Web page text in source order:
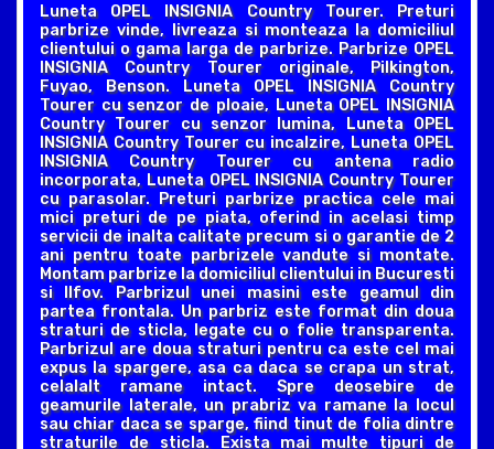
Luneta OPEL INSIGNIA Country Tourer. Preturi
parbrize vinde, livreaza si monteaza la domiciliul
clientului o gama larga de parbrize. Parbrize OPEL
INSIGNIA Country Tourer originale, Pilkington,
Fuyao, Benson. Luneta OPEL INSIGNIA Country
Tourer cu senzor de ploaie, Luneta OPEL INSIGNIA
Country Tourer cu senzor lumina, Luneta OPEL
INSIGNIA Country Tourer cu incalzire, Luneta OPEL
INSIGNIA Country Tourer cu antena radio
incorporata, Luneta OPEL INSIGNIA Country Tourer
cu parasolar. Preturi parbrize practica cele mai
mici preturi de pe piata, oferind in acelasi timp
servicii de inalta calitate precum si o garantie de 2
ani pentru toate parbrizele vandute si montate.
Montam parbrize la domiciliul clientului in Bucuresti
si Ilfov. Parbrizul unei masini este geamul din
partea frontala. Un parbriz este format din doua
straturi de sticla, legate cu o folie transparenta.
Parbrizul are doua straturi pentru ca este cel mai
expus la spargere, asa ca daca se crapa un strat,
celalalt ramane intact. Spre deosebire de
geamurile laterale, un prabriz va ramane la locul
sau chiar daca se sparge, fiind tinut de folia dintre
straturile de sticla. Exista mai multe tipuri de